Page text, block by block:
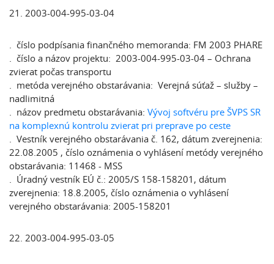
21. 2003-004-995-03-04
. číslo podpísania finančného memoranda: FM 2003 PHARE
. číslo a názov projektu: 2003-004-995-03-04 – Ochrana
zvierat počas transportu
. metóda verejného obstarávania: Verejná súťaž – služby –
nadlimitná
. názov predmetu obstarávania: Vývoj softvéru pre ŠVPS SR
na komplexnú kontrolu zvierat pri preprave po ceste
. Vestník verejného obstarávania č. 162, dátum zverejnenia:
22.08.2005 , číslo oznámenia o vyhlásení metódy verejného
obstarávania: 11468 - MSS
. Úradný vestník EÚ č.: 2005/S 158-158201, dátum
zverejnenia: 18.8.2005, číslo oznámenia o vyhlásení
verejného obstarávania: 2005-158201
22. 2003-004-995-03-05